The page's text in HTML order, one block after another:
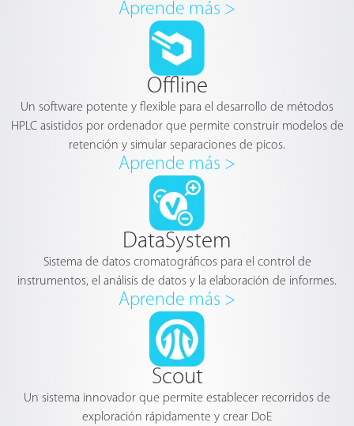
Aprende más >
Offline
Un software potente y flexible para el desarrollo de métodos
HPLC asistidos por ordenador que permite construir modelos de
retención y simular separaciones de picos.
Aprende más >
DataSystem
Sistema de datos cromatográficos para el control de
instrumentos, el análisis de datos y la elaboración de informes.
Aprende más >
Scout
Un sistema innovador que permite establecer recorridos de
exploración rápidamente y crear DoE